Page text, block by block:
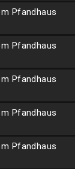
Pfandhaus
Pfandhaus
Pfandhaus
Pfandhaus
Pfandhaus